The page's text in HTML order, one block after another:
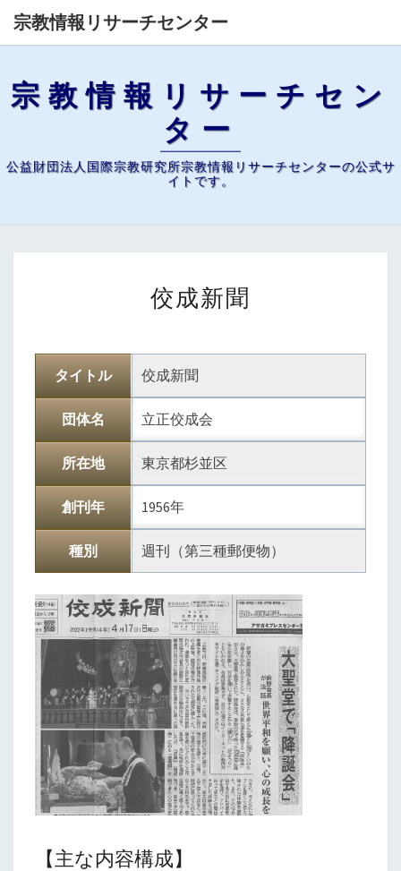
宗教情報リサーチセンター
宗教情報リサーチセン
ター
公益財団法人国際宗教研究所宗教情報リサーチセンターの公式サ
イトです。
成
聞
佼成新聞
タイトル 佼成新聞
団体名 立正佼成会
所在地 東京都杉並区
創刊年 1956年
種別 週刊（第三種郵便物）
【主な内容構成】